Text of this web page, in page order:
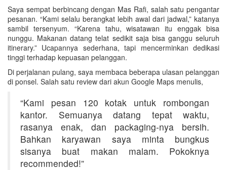
Saya sempat berbincang dengan Mas Rafi, salah satu pengantar
pesanan. “Kami selalu berangkat lebih awal dari jadwal,” katanya
sambil tersenyum. “Karena tahu, wisatawan itu enggak bisa
nunggu. Makanan datang telat sedikit saja bisa ganggu seluruh
itinerary.” Ucapannya sederhana, tapi mencerminkan dedikasi
tinggi terhadap kepuasan pelanggan.
Di perjalanan pulang, saya membaca beberapa ulasan pelanggan
di ponsel. Salah satu review dari akun Google Maps menulis,
“Kami pesan 120 kotak untuk rombongan
kantor. Semuanya datang tepat waktu,
rasanya enak, dan packaging-nya bersih.
Bahkan karyawan saya minta bungkus
sisanya buat makan malam. Pokoknya
recommended!”